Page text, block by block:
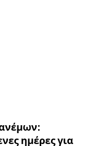
ημέρες για